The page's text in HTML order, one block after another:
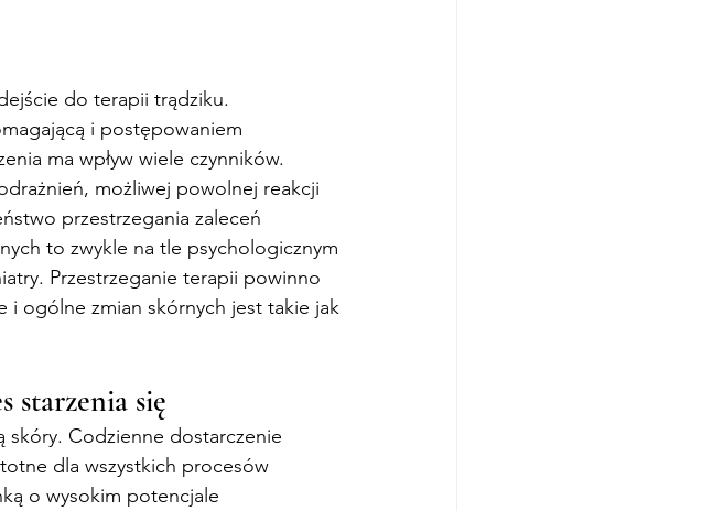
do terapii trądziku.
i postępowaniem
ma wpływ wiele czynników.
możliwej powolnej reakcji
przestrzegania zaleceń
to zwykle na tle psychologicznym
Przestrzeganie terapii powinno
i ogólne zmian skórnych jest takie jak
starzenia się
skóry. Codzienne dostarczenie
dla wszystkich procesów
o wysokim potencjale